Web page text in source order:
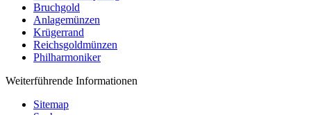
Bruchgold
Anlagemünzen
Krügerrand
Reichsgoldmünzen
Philharmoniker
Weiterführende Informationen
Sitemap